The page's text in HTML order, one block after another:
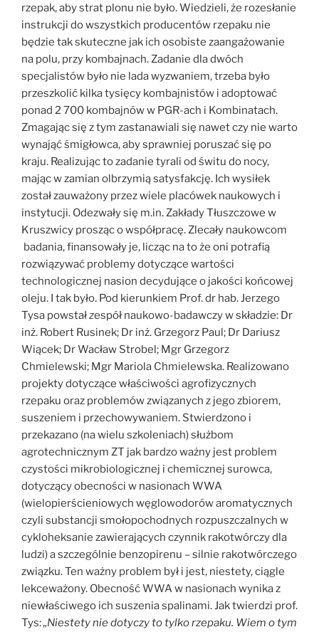
rzepak, aby strat plonu nie było. Wiedzieli, że rozesłanie
instrukcji do wszystkich producentów rzepaku nie
będzie tak skuteczne jak ich osobiste zaangażowanie
na polu, przy kombajnach. Zadanie dla dwóch
specjalistów było nie lada wyzwaniem, trzeba było
przeszkolić kilka tysięcy kombajnistów i adoptować
ponad 2 700 kombajnów w PGR-ach i Kombinatach.
Zmagając się z tym zastanawiali się nawet czy nie warto
wynająć śmigłowca, aby sprawniej poruszać się po
kraju. Realizując to zadanie tyrali od świtu do nocy,
mając w zamian olbrzymią satysfakcję. Ich wysiłek
został zauważony przez wiele placówek naukowych i
instytucji. Odezwały się m.in. Zakłady Tłuszczowe w
Kruszwicy prosząc o współpracę. Zlecały naukowcom
badania, finansowały je, licząc na to że oni potrafią
rozwiązywać problemy dotyczące wartości
technologicznej nasion decydujące o jakości końcowej
oleju. I tak było. Pod kierunkiem Prof. dr hab. Jerzego
Tysa powstałzespół naukowo-badawczy w składzie: Dr
inż. Robert Rusinek; Dr inż. Grzegorz Paul; Dr Dariusz
Wiącek; Dr Wacław Strobel; Mgr Grzegorz
Chmielewski; Mgr Mariola Chmielewska. Realizowano
projekty dotyczące właściwości agrofizycznych
rzepaku oraz problemów związanych z jego zbiorem,
suszeniem i przechowywaniem. Stwierdzono i
przekazano (na wielu szkoleniach) służbom
agrotechnicznym ZT jak bardzo ważny jest problem
czystości mikrobiologicznej i chemicznej surowca,
dotyczący obecności w nasionach WWA
(wielopierścieniowych węglowodorów aromatycznych
czyli substancji smołopochodnych rozpuszczalnych w
cykloheksanie zawierających czynnik rakotwórczy dla
ludzi) a szczególnie benzopirenu – silnie rakotwórczego
związku. Ten ważny problem był i jest, niestety, ciągle
lekceważony. Obecność WWA w nasionach wynika z
niewłaściwego ich suszenia spalinami. Jak twierdzi prof.
Tys:„Niestety nie dotyczy to tylko rzepaku. Wiem o tym